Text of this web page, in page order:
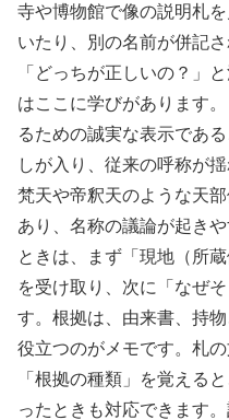
寺や博物館で像の説明札
いたり、別の名前が併記
「どっちが正しいの？」
はここに学びがあります
るための誠実な表示であ
しが入り、従来の呼称が
梵天や帝釈天のような天
あり、名称の議論が起き
ときは、まず「現地（所
を受け取り、次に「なぜ
す。根拠は、由来書、持
役立つのがメモです。札
「根拠の種類」を覚える
ったときも対応できます